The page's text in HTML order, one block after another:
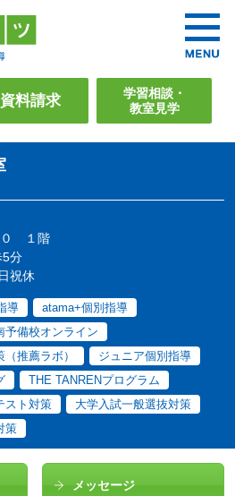
資料請求
学習相談・
教室見学
０ １階
5分
祝休
導
atama+個別指導
予備校オンライン
推薦ラボ）
ジュニア個別指導
THE TANRENプログラム
スト対策
大学入試一般選抜対策
策
メッセージ